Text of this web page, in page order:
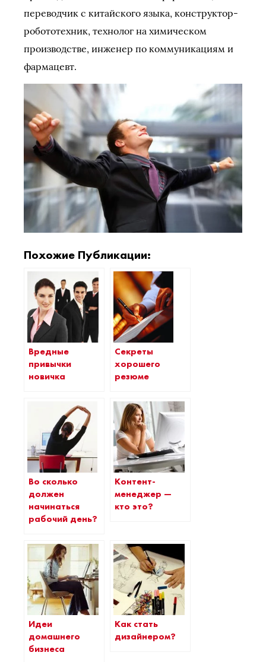
переводчик с китайского языка, конструктор-
робототехник, технолог на химическом
производстве, инженер по коммуникациям и
фармацевт.
Похожие Публикации:
Вредные
привычки
новичка
Секреты
хорошего
резюме
Во сколько
должен
начинаться
рабочий день?
Контент-
менеджер —
кто это?
Идеи
домашнего
бизнеса
Как стать
дизайнером?